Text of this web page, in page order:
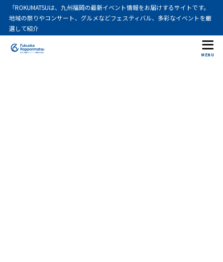
「ROKUMATSUは、九州福岡の最新イベント情報をお届けするサイトです。
地域の祭りやコンサート、グルメなどフェスティバル、多彩なイベントを厳
選して紹介
MENU